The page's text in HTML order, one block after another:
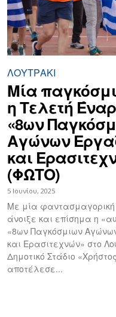
ΛΟΥΤΡΆΚΙ
Μία
η Τελετή
«8ων
Αγώνων
και
(ΦΩΤΟ)
5 Ιουνίου, 2025
Με μία
άνοιξε και επίσημα η
«8ων Παγκόσμιων
και Ερασιτεχνών» στο
Δημοτικό Στάδιο
αποτέλεσε...